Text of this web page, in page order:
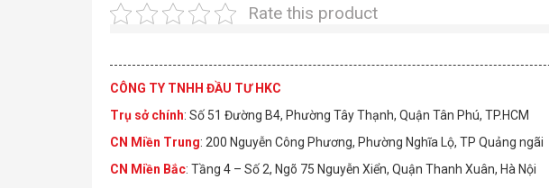
Rate this product
CÔNG TY TNHH ĐẦU TƯ HKC
Trụ sở chính: Số 51 Đường B4, Phường Tây Thạnh, Quận Tân Phú, TP.HCM
CN Miền Trung: 200 Nguyễn Công Phương, Phường Nghĩa Lộ, TP Quảng ngãi
CN Miền Bắc: Tầng 4 – Số 2, Ngõ 75 Nguyễn Xiển, Quận Thanh Xuân, Hà Nội